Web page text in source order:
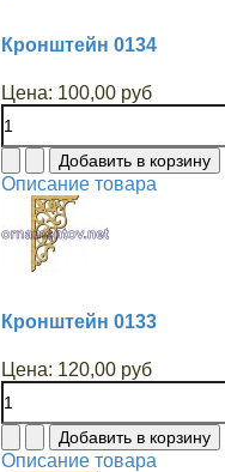
Кронштейн 0134
Цена: 100,00 руб
Описание товара
Кронштейн 0133
Цена: 120,00 руб
Описание товара